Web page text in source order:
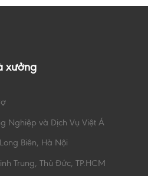
xưởng
Nghiệp và Dịch Vụ Việt Á
Biên, Hà Nội
Trung, Thủ Đức, TP.HCM